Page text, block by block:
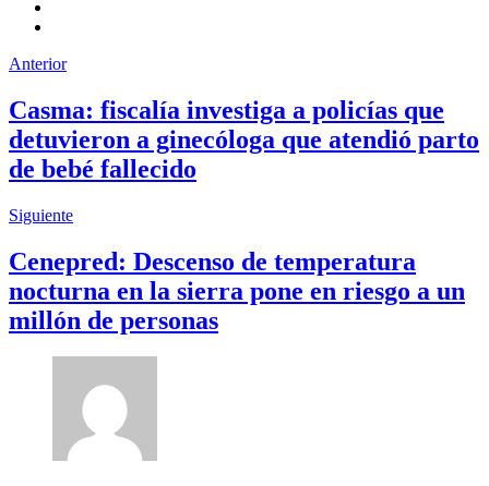
Anterior
Casma: fiscalía investiga a policías que
detuvieron a ginecóloga que atendió parto
de bebé fallecido
Siguiente
Cenepred: Descenso de temperatura
nocturna en la sierra pone en riesgo a un
millón de personas